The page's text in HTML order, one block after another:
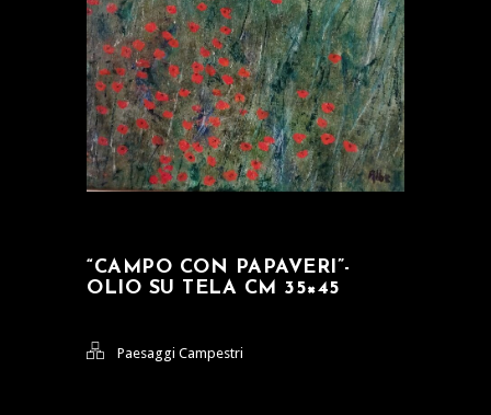
“CAMPO CON PAPAVERI”-
OLIO SU TELA CM 35×45
Paesaggi Campestri